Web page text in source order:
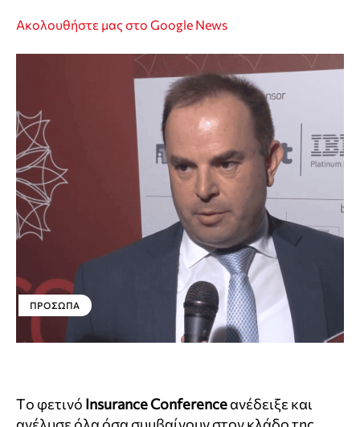
Ακολουθήστε μας στο Google News
ΠΡΌΣΩΠΑ
Tο φετινό Insurance Conferenceανέδειξε και